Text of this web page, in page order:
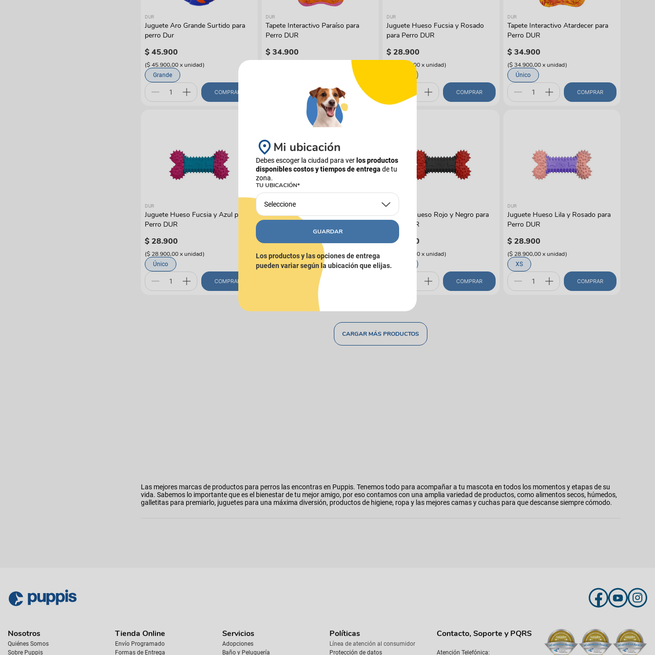
DUR
Juguete Aro Grande Surtido para
perro Dur
$45.900
($ 45.900,00xunidad)
Grande
COMPRAR
DUR
Tapete Interactivo Paraíso para
Perro DUR
$34.900
COMPRAR
DUR
Juguete Hueso Fucsia y Rosado
para Perro DUR
$28.900
$ 28.900,00xunidad)
COMPRAR
DUR
Tapete Interactivo Atardecer para
Perro DUR
$34.900
($ 34.900,00xunidad)
Único
COMPRAR
DUR
Juguete Hueso Fucsia y Azul para
Perro DUR
$28.900
($ 28.900,00xunidad)
Único
COMPRAR
DUR
Juguete Pelota Roja y Blanca para
$26.900
($ 26.900,00xunidad)
Único
DUR
Juguete Hueso Rojo y Negro para
Perro DUR
$28 900
$ 28.900,00xunidad)
COMPRAR
DUR
Juguete Hueso Lila y Rosado para
Perro DUR
$28.900
($ 28.900,00xunidad)
XS
COMPRAR
Las mejores marcas de productos para perros las encontras en Puppis. Tenemos todo para acompañar a tu mascota en todos los momentos y etapas de su
vida. Sabemos lo importante que es el bienestar de tu mejor amigo, por eso contamos con una amplia variedad de productos, como alimentos secos, húmedos,
galletitas para premiarlo, juguetes para una máxima diversión, productos de higiene, ropa y las mejores camas y cuchas para que descanse siempre cómodo.
Nosotros
Quiénes Somos
Sobre Puppis
Tienda Online
Envío Programado
Formas de Entrega
Servicios
Adopciones
Baño y Peluquería
Políticas
Línea de atención al consumidor
Protección de datos
Contacto, Soporte y PQRS
Atención Telefónica:
Mi ubicación
Debes escoger la ciudad para ver los productos
disponibles costos y tiempos de entrega de tu
zona.
TU UBICACIÓN*
Seleccione
GUARDAR
Los productos y las opciones de entrega
pueden variar según la ubicación que elijas.